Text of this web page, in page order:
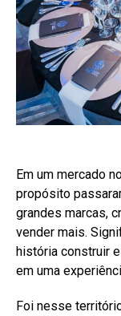
Em um mercado
propósito
grandes marcas,
vender mais.
história construir
em uma
Foi nesse